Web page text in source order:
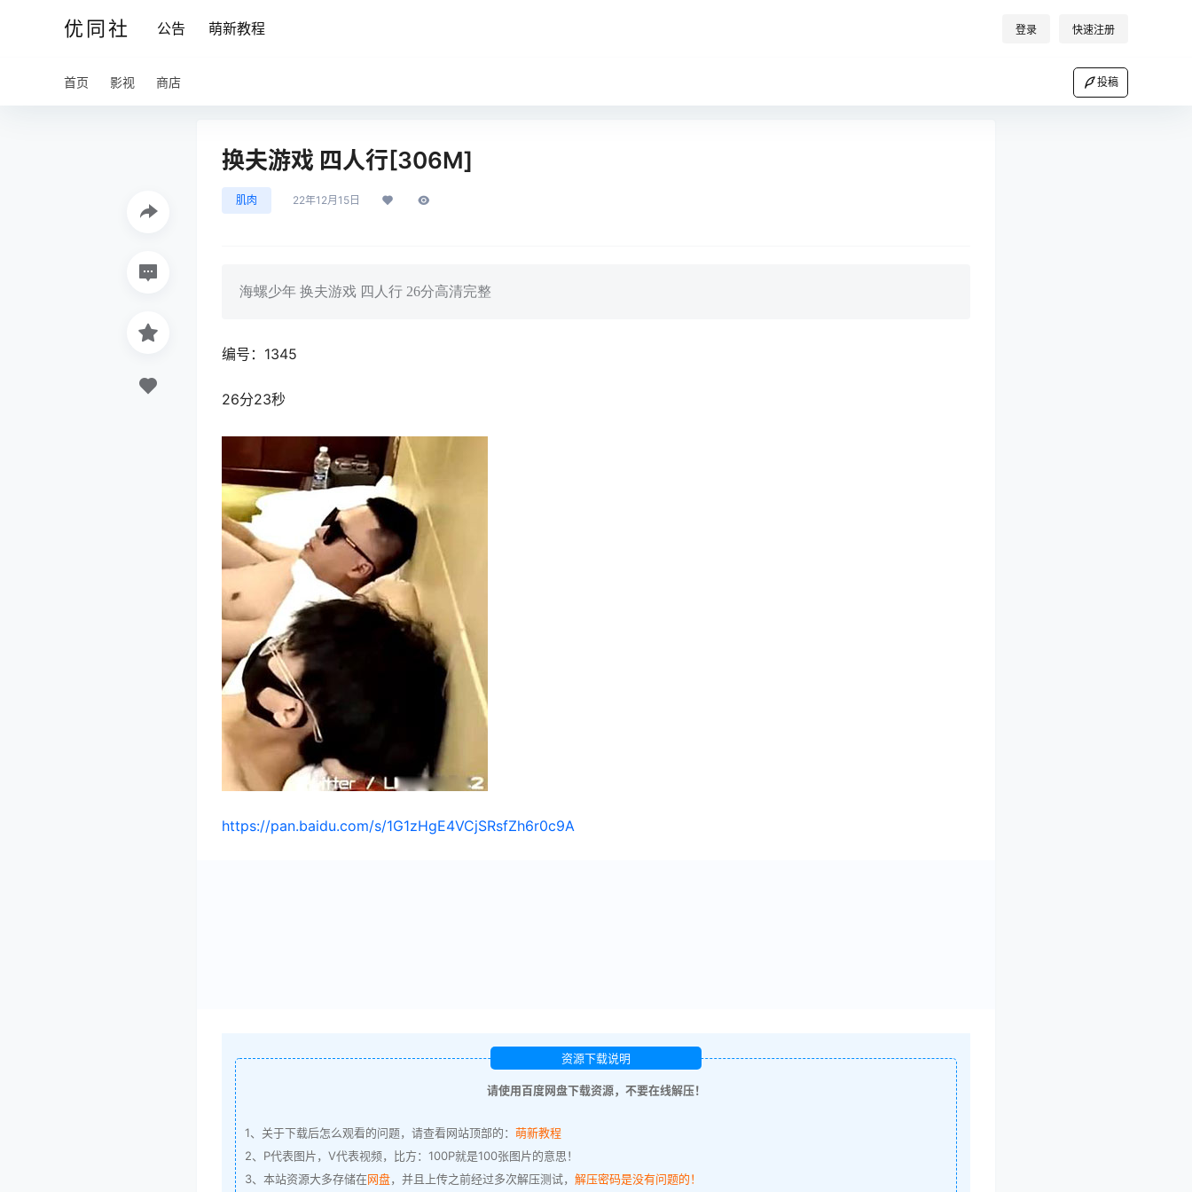
优同社 公告 萌新教程 登录 快速注册
首页 影视 商店 投稿
换夫游戏 四人行[306M]
肌肉 22年12月15日
海螺少年 换夫游戏 四人行 26分高清完整
编号：1345
26分23秒
https://pan.baidu.com/s/1G1zHgE4VCjSRsfZh6r0c9A
资源下载说明
请使用百度网盘下载资源，不要在线解压！
1、关于下载后怎么观看的问题，请查看网站顶部的： 萌新教程
2、P代表图片，V代表视频，比方：100P就是100张图片的意思！
3、本站资源大多存储在网盘，并且上传之前经过多次解压测试， 解压密码是没有问题的！